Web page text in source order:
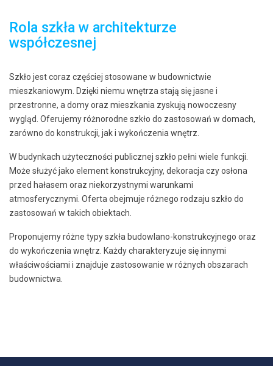
Rola szkła w architekturze
współczesnej
Szkło jest coraz częściej stosowane w budownictwie
mieszkaniowym. Dzięki niemu wnętrza stają się jasne i
przestronne, a domy oraz mieszkania zyskują nowoczesny
wygląd. Oferujemy różnorodne szkło do zastosowań w domach,
zarówno do konstrukcji, jak i wykończenia wnętrz.
W budynkach użyteczności publicznej szkło pełni wiele funkcji.
Może służyć jako element konstrukcyjny, dekoracja czy osłona
przed hałasem oraz niekorzystnymi warunkami
atmosferycznymi. Oferta obejmuje różnego rodzaju szkło do
zastosowań w takich obiektach.
Proponujemy różne typy szkła budowlano-konstrukcyjnego oraz
do wykończenia wnętrz. Każdy charakteryzuje się innymi
właściwościami i znajduje zastosowanie w różnych obszarach
budownictwa.